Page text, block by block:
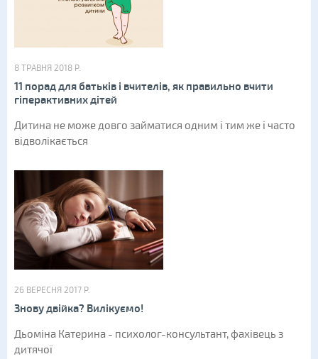
8 ТРАВНЯ 2018 Р.
11 порад для батьків і вчителів, як правильно вчити
гіперактивних дітей
Дитина не може довго займатися одним і тим же і часто
відволікається
26 ВЕРЕСНЯ 2017 Р.
Знову двійка? Вилікуємо!
Дьоміна Катерина - психолог-консультант, фахівець з
дитячої